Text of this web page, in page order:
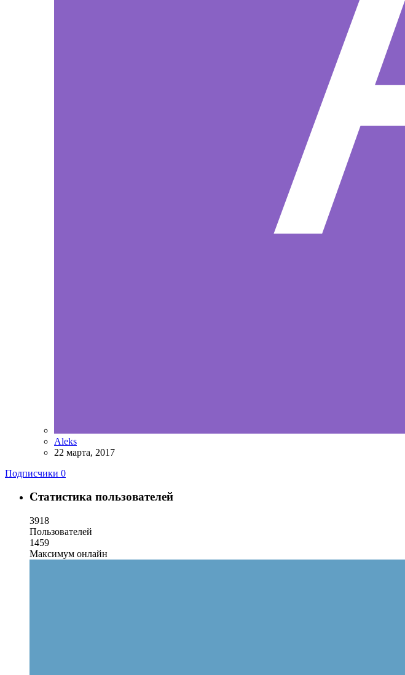
Aleks
22 марта, 2017
Подписчики 0
Статистика пользователей
3918
Пользователей
1459
Максимум онлайн